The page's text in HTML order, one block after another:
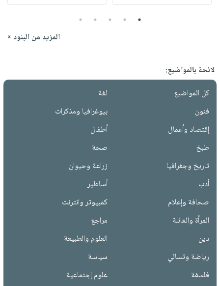
1
2
3
4
5
المزيد من البنود »
لائحة بالمواضيع:
كل المواضيع
لغة
فنون
بيوغرافيا ومذكرات
إقتصاد وأعمال
أطفال
طبخ
صحة
تاريخ وجغرافيا
زراعة وحيوان
أدب
أساطير
صحافة وإعلام
كمبيوتر وانترنت
المرأة والعائلة
مراجع
دين
العلوم والطبيعة
رياضة وتسالي
سياسة
فلسفة
علوم إجتماعية